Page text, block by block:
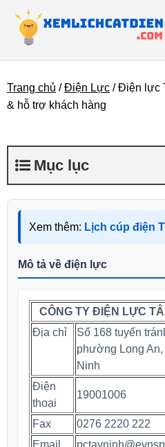
Giới thiệu
Tin tức
Trang chủ /Điện Lực /Điện lực
& hỗ trợ khách hàng
Mục lục
Xem thêm: Lịch cúp điện
Mô tả về điện lực
CÔNG TY ĐIỆN LỰC
Địa chỉ
Số 168 tuyến
phường Long An,
Ninh
Điện
thoại
19001006
Fax
0276 2220 222
Email